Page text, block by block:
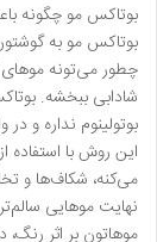
بوتاکس مو چگونه
بوتاکس مو به
چطور می‌تونه
شادابی ببخشه.
بوتولینوم نداره و
این روش با استفاده
می‌کنه، شکاف‌ها و
نهایت موهایی
موهاتون بر اثر